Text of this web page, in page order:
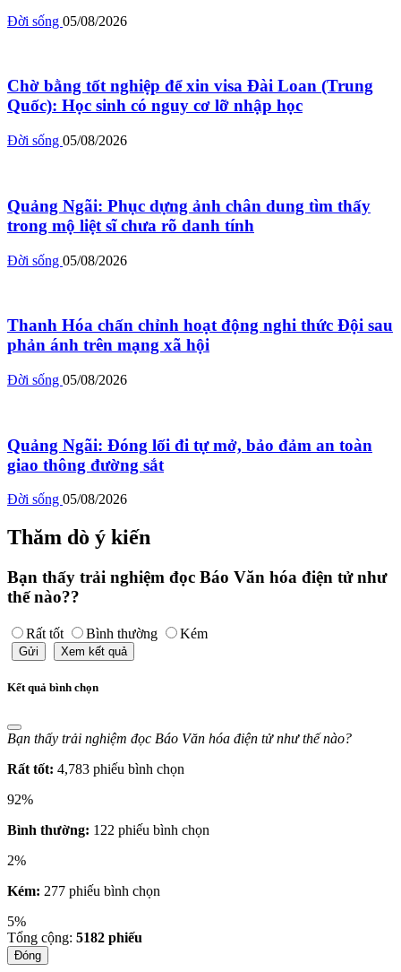
Đời sống 05/08/2026
Chờ bằng tốt nghiệp để xin visa Đài Loan (Trung
Quốc): Học sinh có nguy cơ lỡ nhập học
Đời sống 05/08/2026
Quảng Ngãi: Phục dựng ảnh chân dung tìm thấy
trong mộ liệt sĩ chưa rõ danh tính
Đời sống 05/08/2026
Thanh Hóa chấn chỉnh hoạt động nghi thức Đội sau
phản ánh trên mạng xã hội
Đời sống 05/08/2026
Quảng Ngãi: Đóng lối đi tự mở, bảo đảm an toàn
giao thông đường sắt
Đời sống 05/08/2026
Thăm dò ý kiến
Bạn thấy trải nghiệm đọc Báo Văn hóa điện tử như
thế nào??
Rất tốt Bình thường Kém
Gửi Xem kết quả
Kết quả bình chọn
Bạn thấy trải nghiệm đọc Báo Văn hóa điện tử như thế nào?
Rất tốt: 4,783 phiếu bình chọn
92%
Bình thường: 122 phiếu bình chọn
2%
Kém: 277 phiếu bình chọn
5%
Tổng cộng: 5182 phiếu
Đóng